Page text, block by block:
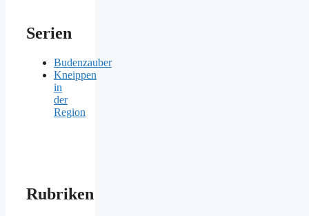
Serien
Budenzauber
Kneippen
in
der
Region
Rubriken